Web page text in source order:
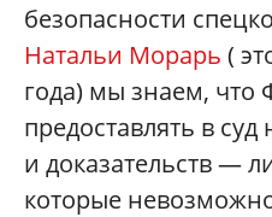
безопасности
Натальи Морарь (
года) мы знаем, что
предоставлять в
и доказательств —
которые